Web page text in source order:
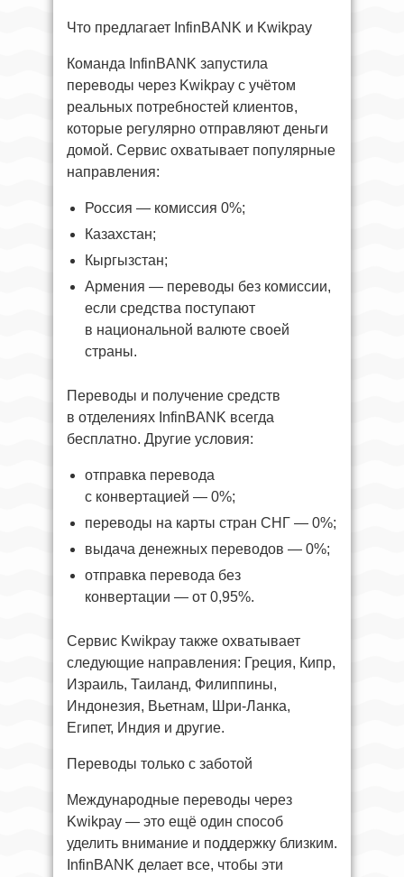
Что предлагает InfinBANK и Kwikpay
Команда InfinBANK запустила
переводы через Kwikpay с учётом
реальных потребностей клиентов,
которые регулярно отправляют деньги
домой. Сервис охватывает популярные
направления:
Россия — комиссия 0%;
Казахстан;
Кыргызстан;
Армения — переводы без комиссии,
если средства поступают
в национальной валюте своей
страны.
Переводы и получение средств
в отделениях InfinBANK всегда
бесплатно. Другие условия:
отправка перевода
с конвертацией — 0%;
переводы на карты стран СНГ — 0%;
выдача денежных переводов — 0%;
отправка перевода без
конвертации — от 0,95%.
Сервис Kwikpay также охватывает
следующие направления: Греция, Кипр,
Израиль, Таиланд, Филиппины,
Индонезия, Вьетнам, Шри-Ланка,
Египет, Индия и другие.
Переводы только с заботой
Международные переводы через
Kwikpay — это ещё один способ
уделить внимание и поддержку близким.
InfinBANK делает все, чтобы эти